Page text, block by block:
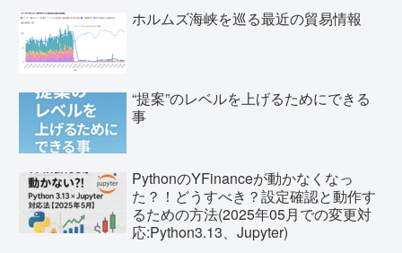
ホルムズ海峡を巡る最近の貿易情報
“提案”のレベルを上げるためにできる
事
PythonのYFinanceが動かなくなっ
た？！どうすべき？設定確認と動作す
るための方法(2025年05月での変更対
応:Python3.13、Jupyter)